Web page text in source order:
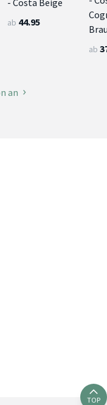
- Costa Beige
ab 44.95
ab
an
TOP